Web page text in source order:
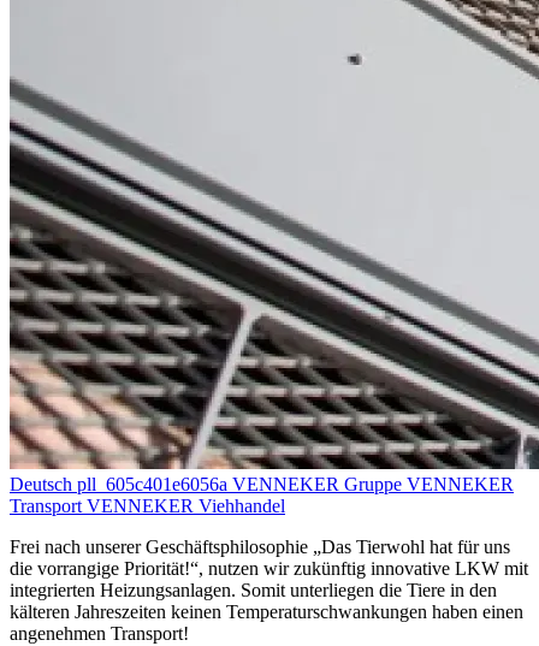
Deutsch pll_605c401e6056a VENNEKER Gruppe VENNEKER
Transport VENNEKER Viehhandel
Frei nach unserer Geschäftsphilosophie „Das Tierwohl hat für uns
die vorrangige Priorität!“, nutzen wir zukünftig innovative LKW mit
integrierten Heizungsanlagen. Somit unterliegen die Tiere in den
kälteren Jahreszeiten keinen Temperaturschwankungen haben einen
angenehmen Transport!